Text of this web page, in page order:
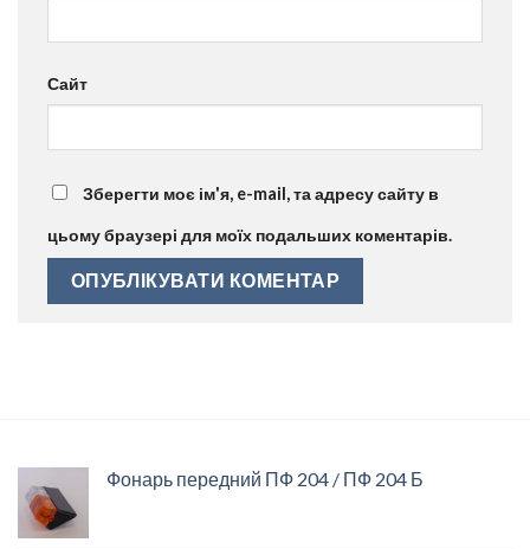
Сайт
Зберегти моє ім'я, e-mail, та адресу сайту в
цьому браузері для моїх подальших коментарів.
Фонарь передний ПФ 204 / ПФ 204 Б